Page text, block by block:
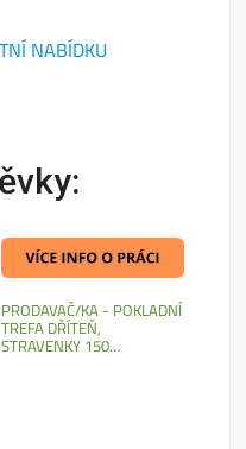
NABÍDKU
PRODAVAČ/KA - POKLADNÍ
TREFA DŘÍTEŇ,
STRAVENKY 150…